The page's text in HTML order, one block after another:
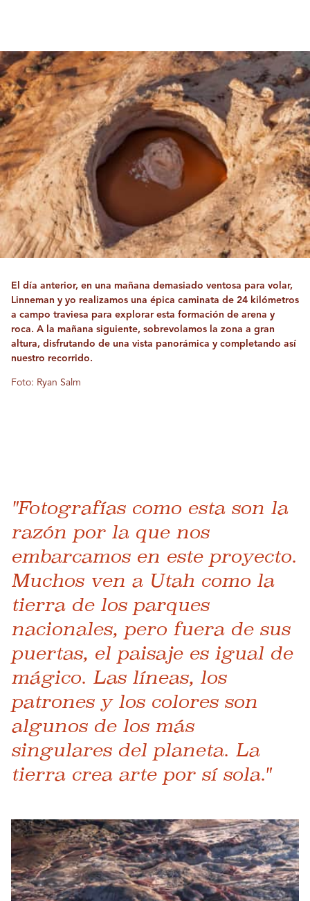
El día anterior, en una mañana demasiado ventosa para volar,
Linneman y yo realizamos una épica caminata de 24 kilómetros
a campo traviesa para explorar esta formación de arena y
roca. A la mañana siguiente, sobrevolamos la zona a gran
altura, disfrutando de una vista panorámica y completando así
nuestro recorrido.
Foto: Ryan Salm
"Fotografías como esta son la
razón por la que nos
embarcamos en este proyecto.
Muchos ven a Utah como la
tierra de los parques
nacionales, pero fuera de sus
puertas, el paisaje es igual de
mágico. Las líneas, los
patrones y los colores son
algunos de los más
singulares del planeta. La
tierra crea arte por sí sola."